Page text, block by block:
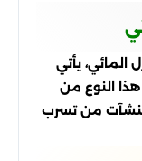
يأتي
هذا النوع من
من تسرب